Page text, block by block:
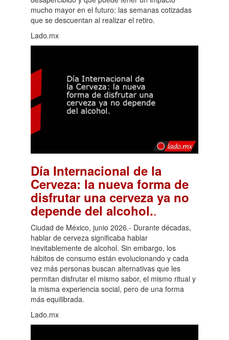
mucho mayor en el futuro: las semanas cotizadas
que se descuentan al realizar el retiro.
Lado.mx
Día Internacional de la
Cerveza: la nueva forma de
disfrutar una cerveza ya no
depende del alcohol..
Ciudad de México, junio 2026.- Durante décadas,
hablar de cerveza significaba hablar
inevitablemente de alcohol. Sin embargo, los
hábitos de consumo están evolucionando y cada
vez más personas buscan alternativas que les
permitan disfrutar el mismo sabor, el mismo ritual y
la misma experiencia social, pero de una forma
más equilibrada.
Lado.mx